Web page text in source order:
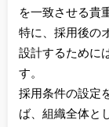
を一致させる貴
特に、採用後の
設計するために
す。
採用条件の設定
ば、組織全体と